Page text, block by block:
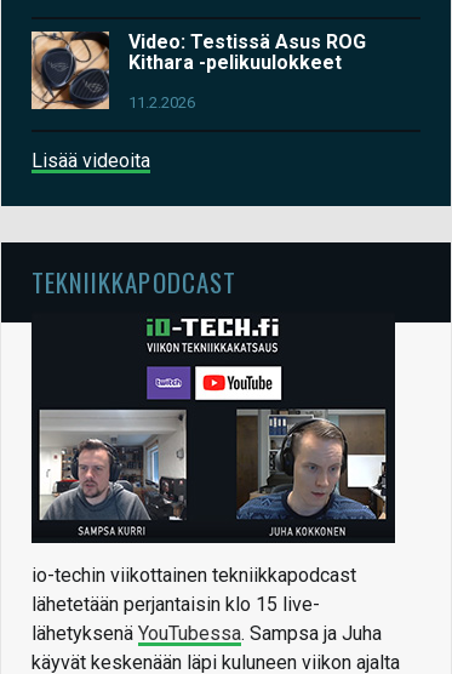
Video: Testissä Asus ROG
Kithara -pelikuulokkeet
11.2.2026
Lisää videoita
TEKNIIKKAPODCAST
io-techin viikottainen tekniikkapodcast
lähetetään perjantaisin klo 15 live-
lähetyksenä YouTubessa. Sampsa ja Juha
käyvät keskenään läpi kuluneen viikon ajalta